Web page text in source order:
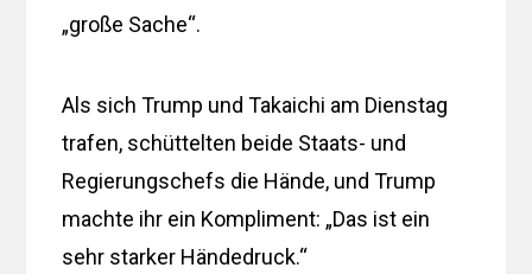
„große Sache“.
Als sich Trump und Takaichi am Dienstag
trafen, schüttelten beide Staats- und
Regierungschefs die Hände, und Trump
machte ihr ein Kompliment: „Das ist ein
sehr starker Händedruck.“